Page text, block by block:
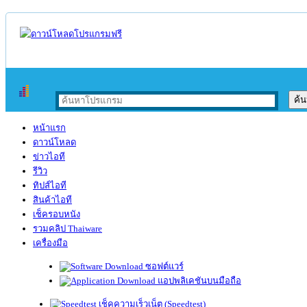
หน้าแรก
ดาวน์โหลด
ข่าวไอที
รีวิว
ทิปส์ไอที
สินค้าไอที
เช็ครอบหนัง
รวมคลิป Thaiware
เครื่องมือ
ซอฟต์แวร์
แอปพลิเคชันบนมือถือ
เช็คความเร็วเน็ต (Speedtest)